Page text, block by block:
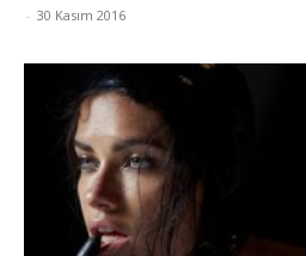
- 30 Kasım 2016